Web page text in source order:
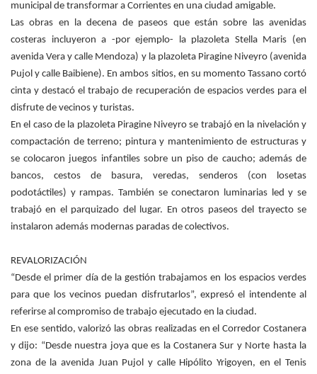
municipal de transformar a Corrientes en una ciudad amigable.
Las obras en la decena de paseos que están sobre las avenidas
costeras incluyeron a -por ejemplo- la plazoleta Stella Maris (en
avenida Vera y calle Mendoza) y la plazoleta Piragine Niveyro (avenida
Pujol y calle Baibiene). En ambos sitios, en su momento Tassano cortó
cinta y destacó el trabajo de recuperación de espacios verdes para el
disfrute de vecinos y turistas.
En el caso de la plazoleta Piragine Niveyro se trabajó en la nivelación y
compactación de terreno; pintura y mantenimiento de estructuras y
se colocaron juegos infantiles sobre un piso de caucho; además de
bancos, cestos de basura, veredas, senderos (con losetas
podotáctiles) y rampas. También se conectaron luminarias led y se
trabajó en el parquizado del lugar. En otros paseos del trayecto se
instalaron además modernas paradas de colectivos.
REVALORIZACIÓN
“Desde el primer día de la gestión trabajamos en los espacios verdes
para que los vecinos puedan disfrutarlos”, expresó el intendente al
referirse al compromiso de trabajo ejecutado en la ciudad.
En ese sentido, valorizó las obras realizadas en el Corredor Costanera
y dijo: “Desde nuestra joya que es la Costanera Sur y Norte hasta la
zona de la avenida Juan Pujol y calle Hipólito Yrigoyen, en el Tenis